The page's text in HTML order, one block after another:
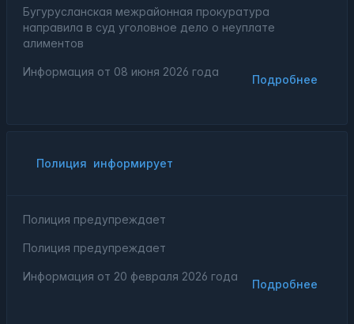
Бугурусланская межрайонная прокуратура
направила в суд уголовное дело о неуплате
алиментов
Подробнее
Информация от 08 июня 2026 года
Полиция информирует
Полиция предупреждает
Полиция предупреждает
Подробнее
Информация от 20 февраля 2026 года